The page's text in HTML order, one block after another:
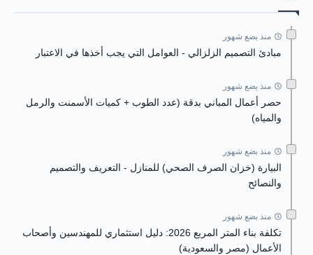
منذ بضع شهور
مبادئ التصميم الزلزالي - العوامل التي يجب أخذها في الاعتبار
منذ بضع شهور
حصر أعمال المباني بدقة (عدد الطوب + كميات الأسمنت والرمل
والمياه)
منذ بضع شهور
البيارة (خزان الصرف الصحي) للمنازل - التعريف والتصميم
والنصائح
منذ بضع شهور
تكلفة بناء المتر المربع 2026: دليل استثماري للمهندسين وأصحاب
الأعمال (مصر والسعودية)